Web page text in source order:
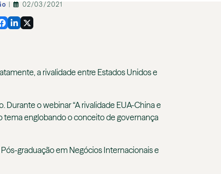
02/03/2021
amente, a rivalidade entre Estados Unidos e
Durante o webinar “A rivalidade EUA-China e
tema englobando o conceito de governança
graduação em Negócios Internacionais e